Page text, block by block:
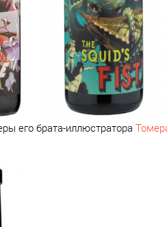
его брата-иллюстратора